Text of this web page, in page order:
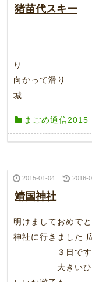
猪苗代スキー
初滑りに
お天気も
り 猪
向かって
城 ...
まごめ通信2015
2015-01-04 2016-
靖国神社
明けましておめで
神社に行きました
３日ですが、
大きいひ